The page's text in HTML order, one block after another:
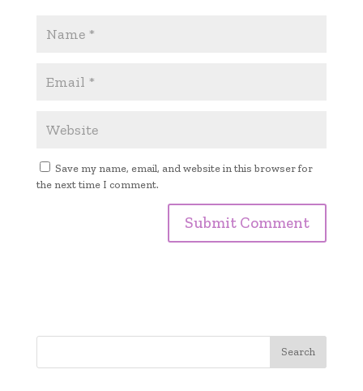
Save my name, email, and website in this browser for
the next time I comment.